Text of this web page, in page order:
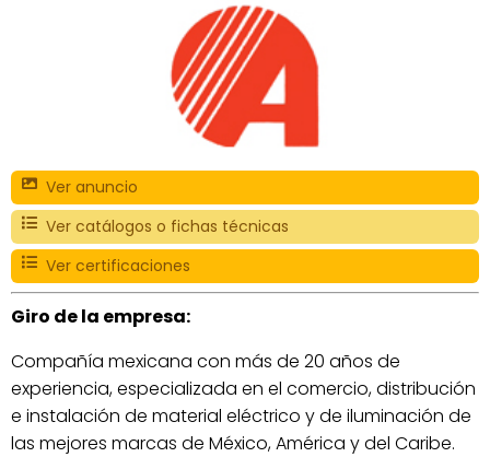
Ver anuncio
Ver catálogos o fichas técnicas
Ver certificaciones
Giro de la empresa:
Compañía mexicana con más de 20 años de
experiencia, especializada en el comercio, distribución
e instalación de material eléctrico y de iluminación de
las mejores marcas de México, América y del Caribe.